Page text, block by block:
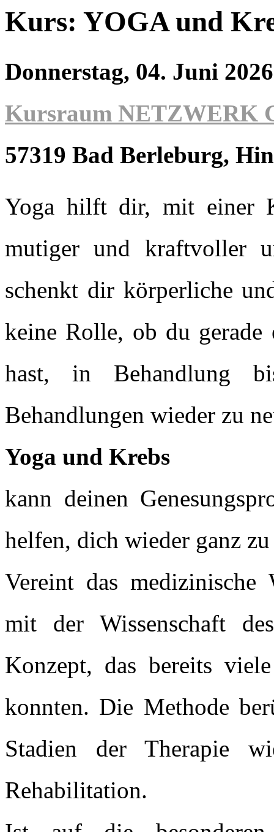
Kurs: YOGA und
Donnerstag, 04. Juni
Kursraum NETZWERK
57319 Bad Berleburg,
Yoga hilft dir, mit einer
mutiger und kraftvoller
schenkt dir körperliche
keine Rolle, ob du gerade
hast, in Behandlung
Behandlungen wieder zu
Yoga und Krebs
kann deinen
helfen, dich wieder ganz
Vereint das medizinische
mit der Wissenschaft
Konzept, das bereits
konnten. Die Methode
Stadien der Therapie
Rehabilitation.